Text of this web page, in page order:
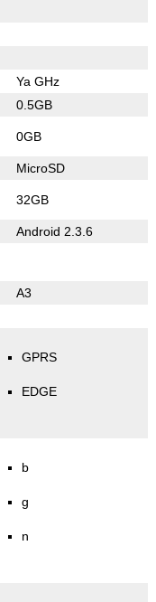
Ya GHz
0.5GB
0GB
MicroSD
32GB
Android 2.3.6
A3
GPRS
EDGE
b
g
n